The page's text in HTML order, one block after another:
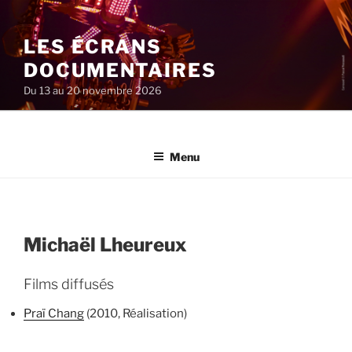
au
contenu
principal
LES ÉCRANS
DOCUMENTAIRES
Du 13 au 20 novembre 2026
Menu
Michaël Lheureux
Films diffusés
Praï Chang (2010, Réalisation)